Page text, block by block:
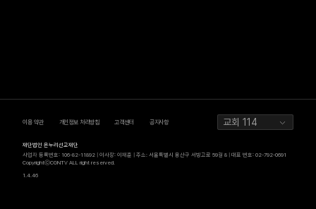
이용 약관 개인정보 처리방침 고객센터 공지사항 교회 114
재단법인 온누리선교재단
사업자 등록번호: 106-82-11892 | 이사장: 이재훈 | 주소: 서울특별시 용산구 서빙고로 59길 8 | 대표 번호: 02-792-0691
CopyrightⓒCGNTV ALL right reserved.
1.4.46